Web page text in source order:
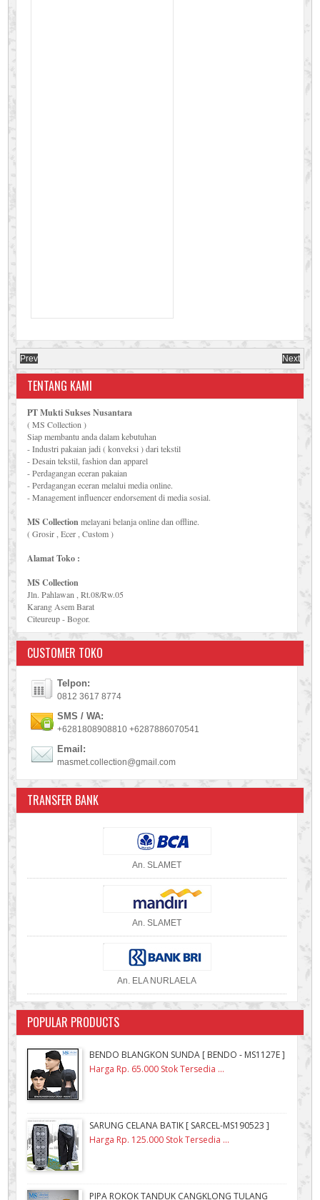
Prev Next
TENTANG KAMI
PT Mukti Sukses Nusantara
( MS Collection )
Siap membantu anda dalam kebutuhan
- Industri pakaian jadi ( konveksi ) dari tekstil
- Desain tekstil, fashion dan apparel
- Perdagangan eceran pakaian
- Perdagangan eceran melalui media online.
- Management influencer endorsement di media sosial.
MS Collectionmelayani belanja online dan offline.
( Grosir , Ecer , Custom )
Alamat Toko :
MS Collection
Jln. Pahlawan , Rt.08/Rw.05
Karang Asem Barat
Citeureup - Bogor.
CUSTOMER TOKO
Telpon:
0812 3617 8774
SMS / WA:
+6281808908810 +6287886070541
Email:
masmet.collection@gmail.com
TRANSFER BANK
An. SLAMET
An. SLAMET
An. ELA NURLAELA
POPULAR PRODUCTS
BENDO BLANGKON SUNDA [ BENDO - MS1127E ]
Harga Rp. 65.000 Stok Tersedia ...
SARUNG CELANA BATIK [ SARCEL-MS190523 ]
Harga Rp. 125.000 Stok Tersedia ...
PIPA ROKOK TANDUK CANGKLONG TULANG